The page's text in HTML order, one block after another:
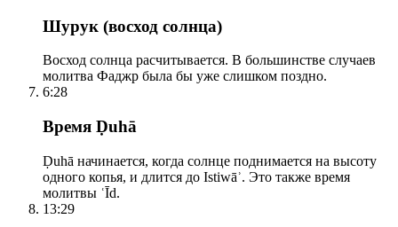
Шурук (восход солнца)
Восход солнца расчитывается. В большинстве случаев
молитва Фаджр была бы уже слишком поздно.
6:28
Время Ḍuhā
Ḍuhā начинается, когда солнце поднимается на высоту
одного копья, и длится до Istiwāʾ. Это также время
молитвы ʿĪd.
13:29